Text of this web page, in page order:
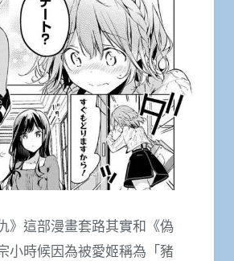
》這部漫畫套路其實和《偽
小時候因為被愛姬稱為「豬